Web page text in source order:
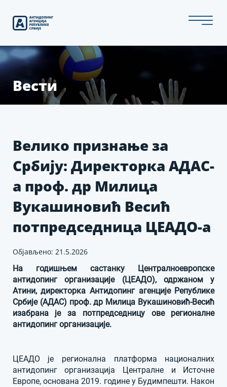
Вести
Велико признање за
Србију: Директорка АДАС-
а проф. др Милица
Вукашиновић Весић
потпредседница ЦЕАДО-а
Објављено: 21.5.2026
На годишњем састанку Централноевропске
антидопинг организације (ЦЕАДО), одржаном у
Атини, директорка Антидопинг агенције Републике
Србије (АДАС) проф. др Милица Вукашиновић-Весић
изабрана је за потпредседницу ове регионалне
антидопинг организације.
ЦЕАДО је регионална платформа националних
антидопинг организација Централне и Источне
Европе, основана 2019. године у Будимпешти. Након